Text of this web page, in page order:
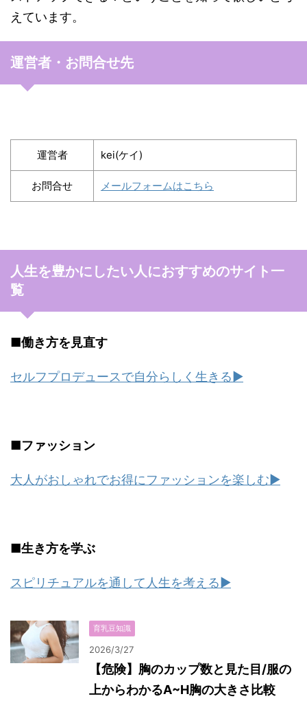
えています。
運営者・お問合せ先
運営者 kei(ケイ)
お問合せ メールフォームはこちら
人生を豊かにしたい人におすすめのサイト一
覧
■働き方を見直す
セルフプロデュースで自分らしく生きる▶︎
■ファッション
大人がおしゃれでお得にファッションを楽しむ▶︎
■生き方を学ぶ
スピリチュアルを通して人生を考える▶︎
育乳豆知識
2026/3/27
【危険】胸のカップ数と見た目/服の
上からわかるA~H胸の大きさ比較